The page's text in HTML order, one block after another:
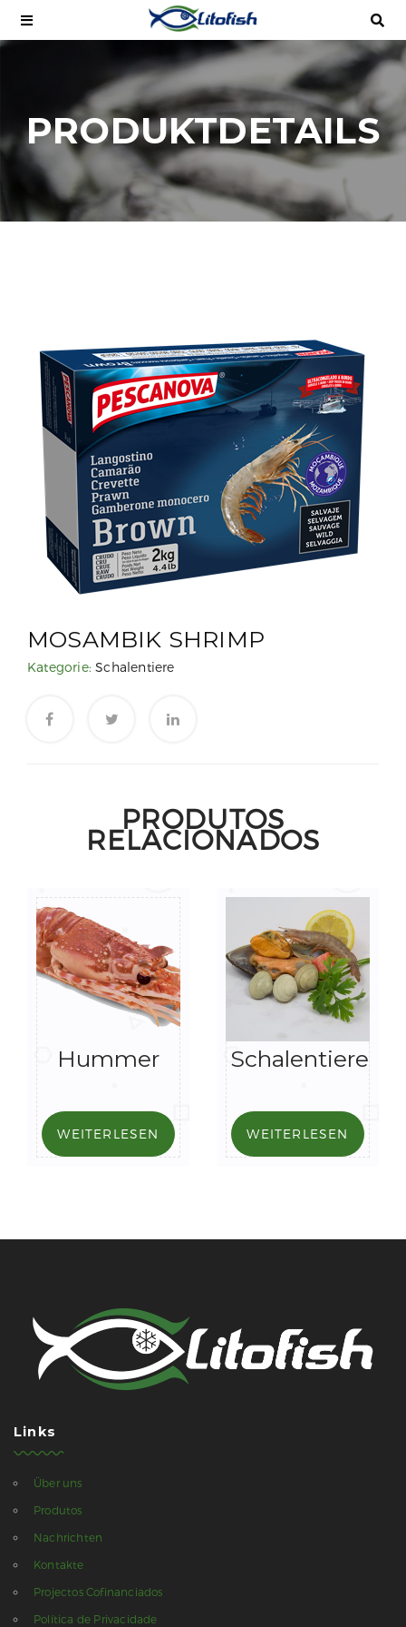
PRODUKTDETAILS
MOSAMBIK SHRIMP
Kategorie:Schalentiere
PRODUTOS
RELACIONADOS
Hummer
WEITERLESEN
Schalentiere
WEITERLESEN
Links
Über uns
Produtos
Nachrichten
Kontakte
Projectos Cofinanciados
Política de Privacidade